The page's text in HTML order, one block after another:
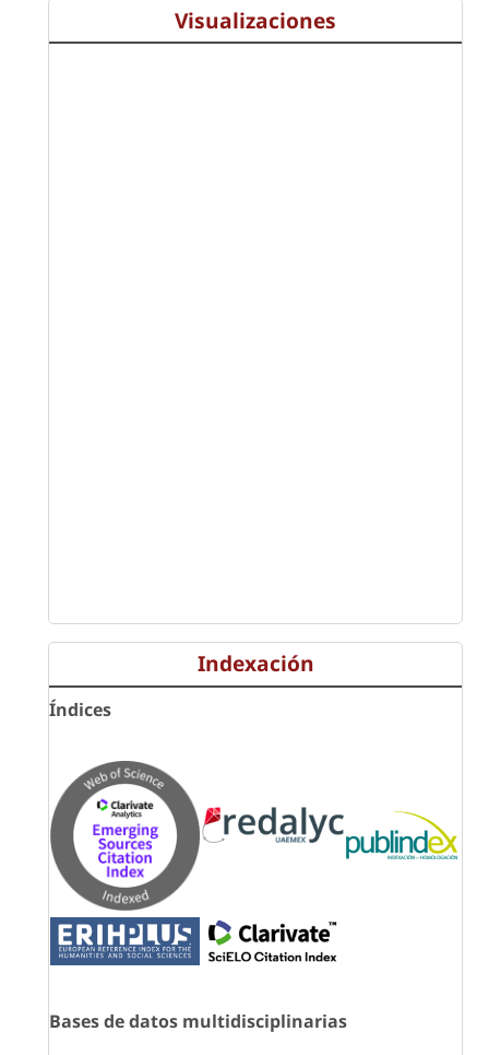
Visualizaciones
Indexación
Índices
Bases de datos multidisciplinarias